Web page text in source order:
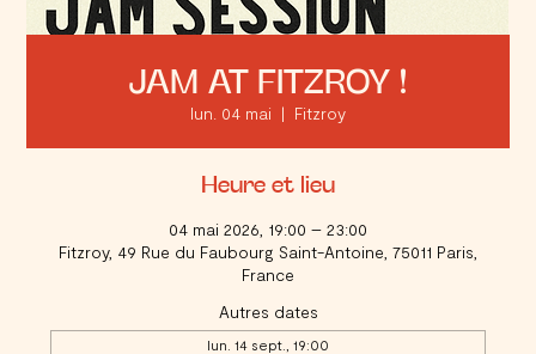
JAM AT FITZROY !
lun. 04 mai
  |
Fitzroy
Heure et lieu
04 mai 2026, 19:00 – 23:00
Fitzroy, 49 Rue du Faubourg Saint-Antoine, 75011 Paris,
France
Autres dates
lun. 14 sept., 19:00